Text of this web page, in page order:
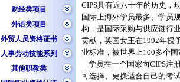
财经类项目
外语类项目
外贸人员资格证书
人事劳动技能系列
其他职教类
CIPS具有近八十年的历史，
国际上海外学员最多、学员
构，是国际采购与供应链行
贡献，英国女王在1992年授
业标准，被世界上100多个
学员在一个国家向CIPS注
可选择、更换适合自己的考